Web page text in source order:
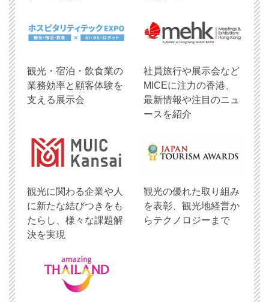
観光・宿泊・飲食業の
業務効率と顧客体験を
支える展示会
社員旅行や展示会など
MICEに注力の香港、
最新情報や注目のニュ
ースを紹介
観光に関わる企業や人
に新たな結びつきをも
たらし、様々な課題解
決を実現
観光の優れた取り組み
を表彰、観光地経営か
らテクノロジーまで